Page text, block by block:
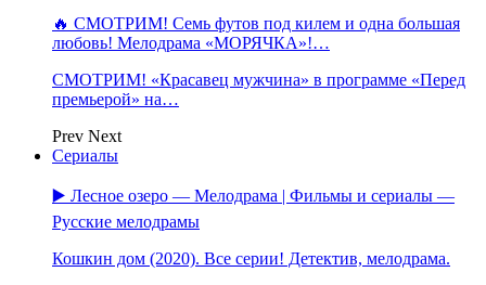
🔥 СМОТРИМ! Семь футов под килем и одна большая
любовь! Мелодрама «МОРЯЧКА»!…
СМОТРИМ! «Красавец мужчина» в программе «Перед
премьерой» на…
Prev Next
Сериалы
▶️ Лесное озеро — Мелодрама | Фильмы и сериалы —
Русские мелодрамы
Кошкин дом (2020). Все серии! Детектив, мелодрама.